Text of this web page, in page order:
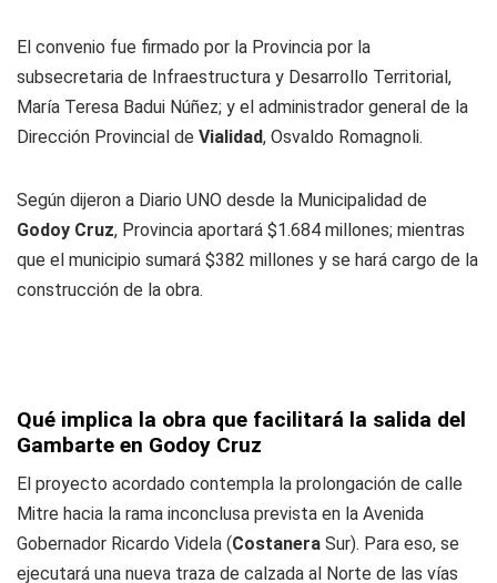
El convenio fue firmado por la Provincia por la
subsecretaria de Infraestructura y Desarrollo Territorial,
María Teresa Badui Núñez; y el administrador general de la
Dirección Provincial de Vialidad, Osvaldo Romagnoli.
Según dijeron a Diario UNO desde la Municipalidad de
Godoy Cruz, Provincia aportará $1.684 millones; mientras
que el municipio sumará $382 millones y se hará cargo de la
construcción de la obra.
Qué implica la obra que facilitará la salida del
Gambarte en Godoy Cruz
El proyecto acordado contempla la prolongación de calle
Mitre hacia la rama inconclusa prevista en la Avenida
Gobernador Ricardo Videla (Costanera Sur). Para eso, se
ejecutará una nueva traza de calzada al Norte de las vías